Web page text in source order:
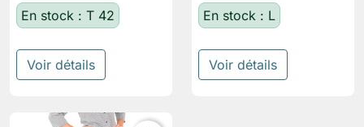
En stock : T 42
Voir détails
En stock : L
Voir détails